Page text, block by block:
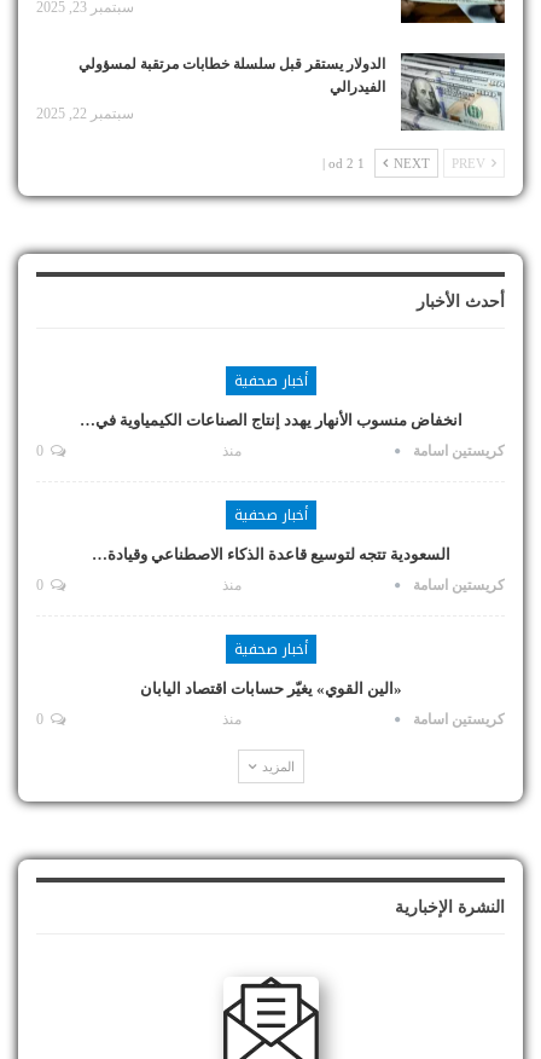
سبتمبر 23, 2025
الدولار يستقر قبل سلسلة خطابات مرتقبة لمسؤولي
الفيدرالي
سبتمبر 22, 2025
NEXT
1 od 2 |
أحدث الأخبار
أخبار صحفية
انخفاض منسوب الأنهار يهدد إنتاج الصناعات الكيمياوية في…
كريستين اسامة منذ
أخبار صحفية
السعودية تتجه لتوسيع قاعدة الذكاء الاصطناعي وقيادة…
كريستين اسامة منذ
أخبار صحفية
«الين القوي» يغيّر حسابات اقتصاد اليابان
كريستين اسامة منذ
المزيد
النشرة الإخبارية